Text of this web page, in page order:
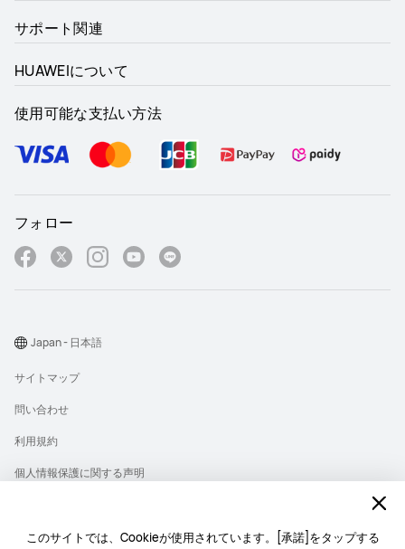
このサイトでは、Cookieが使用されています。[承諾]をタップする
サポート関連
HUAWEIについて
使用可能な支払い方法
フォロー
サイトマップ
問い合わせ
利用規約
個人情報保護に関する声明
クッキー
Japan - 日本語